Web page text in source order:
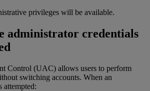
privileges will be available.
administrator credentials
Control (UAC) allows users to perform
switching accounts. When an
attempted: